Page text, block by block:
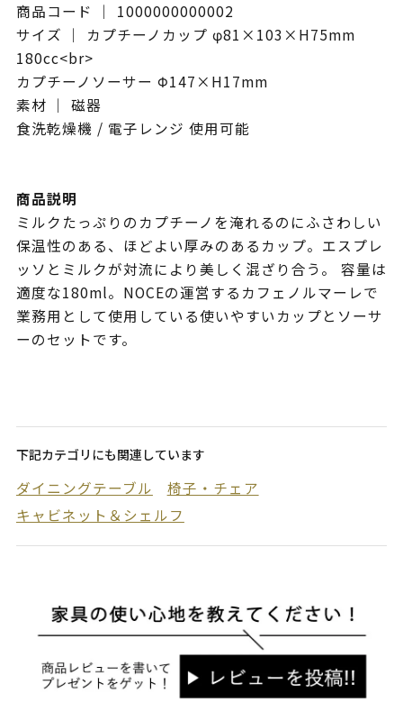
商品コード ｜ 1000000000002
サイズ ｜ カプチーノカップ φ81×103×H75mm
180cc<br>
カプチーノソーサー Φ147×H17mm
素材 ｜ 磁器
食洗乾燥機 / 電子レンジ 使用可能
商品説明
ミルクたっぷりのカプチーノを淹れるのにふさわしい
保温性のある、ほどよい厚みのあるカップ。エスプレ
ッソとミルクが対流により美しく混ざり合う。 容量は
適度な180ml。NOCEの運営するカフェノルマーレで
業務用として使用している使いやすいカップとソーサ
ーのセットです。
下記カテゴリにも関連しています
ダイニングテーブル
椅子・チェア
キャビネット＆シェルフ